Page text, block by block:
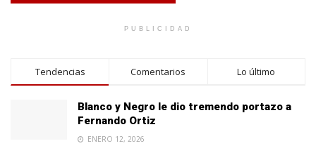
PUBLICIDAD
Tendencias Comentarios Lo último
Blanco y Negro le dio tremendo portazo a
Fernando Ortiz
ENERO 12, 2026